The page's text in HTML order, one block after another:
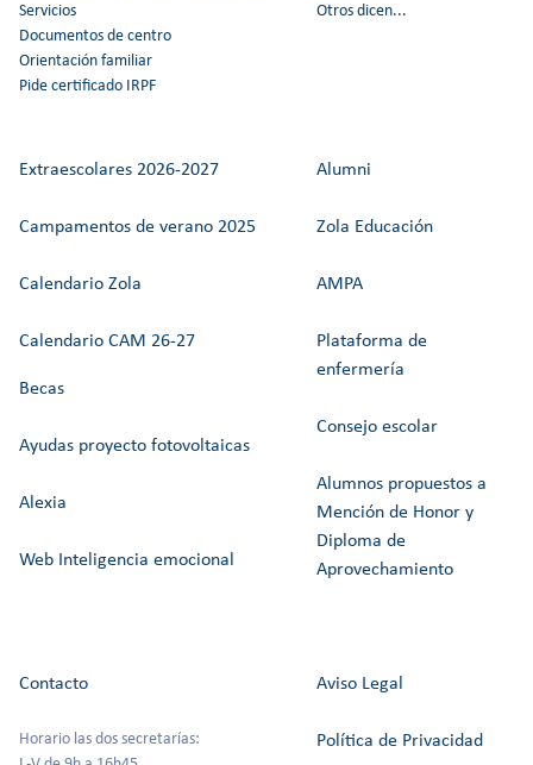
Servicios
Documentos de centro
Orientación familiar
Pide certificado IRPF
Otros dicen...
Extraescolares 2026-2027
Campamentos de verano 2025
Calendario Zola
Calendario CAM 26-27
Becas
Ayudas proyecto fotovoltaicas
Alexia
Web Inteligencia emocional
Alumni
Zola Educación
AMPA
Plataforma de
enfermería
Consejo escolar
Alumnos propuestos a
Mención de Honor y
Diploma de
Aprovechamiento
Contacto
Horario las dos secretarías:
Aviso Legal
Política de Privacidad